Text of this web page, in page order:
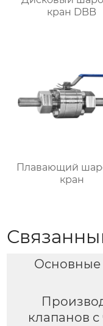
кран DBB
Плавающий
кран
Основные
клапанов